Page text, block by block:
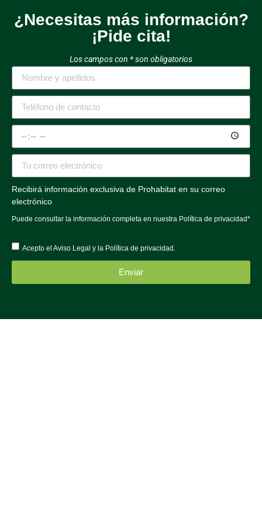
¿Necesitas más información?
¡Pide cita!
Los campos con * son obligatorios
Recibirá información exclusiva de Prohabitat en su correo
electrónico
Puede consultar la información completa en nuestra Política de privacidad*
Acepto el Aviso Legal y la Política de privacidad .
Enviar